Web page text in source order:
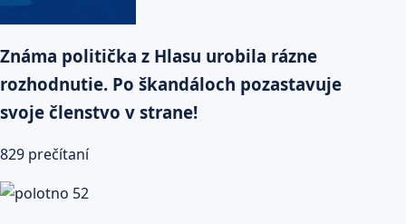
Známa politička z Hlasu urobila rázne
rozhodnutie. Po škandáloch pozastavuje
svoje členstvo v strane!
829 prečítaní